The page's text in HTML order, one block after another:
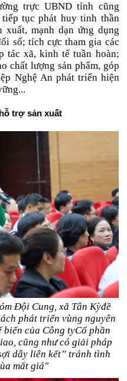
trực UBND tỉnh cũng
tục phát huy tinh thần
mạnh dạn ứng dụng
số; tích cực tham gia các
tác xã, kinh tế tuần hoàn;
chất lượng sản phẩm, góp
Nghệ An phát triển hiện
trợ sản xuất
Đội Cung, xã Tân Kỳđề
phát triển vùng nguyên
biến của Công tyCổ phần
cũng nhưcógiải pháp
dây liên kết” tránh tình
mất giá"